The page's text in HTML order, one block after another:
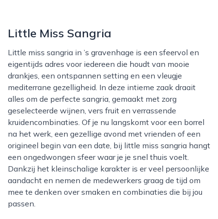
Little Miss Sangria
Little miss sangria in ’s gravenhage is een sfeervol en
eigentijds adres voor iedereen die houdt van mooie
drankjes, een ontspannen setting en een vleugje
mediterrane gezelligheid. In deze intieme zaak draait
alles om de perfecte sangria, gemaakt met zorg
geselecteerde wijnen, vers fruit en verrassende
kruidencombinaties. Of je nu langskomt voor een borrel
na het werk, een gezellige avond met vrienden of een
origineel begin van een date, bij little miss sangria hangt
een ongedwongen sfeer waar je je snel thuis voelt.
Dankzij het kleinschalige karakter is er veel persoonlijke
aandacht en nemen de medewerkers graag de tijd om
mee te denken over smaken en combinaties die bij jou
passen.